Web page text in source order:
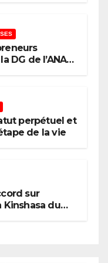
DG de l’ANAPI
en
perpétuel et
de la vie
sur
Kinshasa du